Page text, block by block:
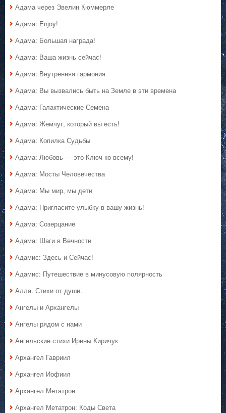
Адама через Эвелин Кюммерле
Адама: Enjoy!
Адама: Большая награда!
Адама: Ваша жизнь сейчас!
Адама: Внутренняя гармония
Адама: Вы вызвались быть на Земле в эти времена
Адама: Галактические Семена
Адама: Жемчуг, который вы есть!
Адама: Копилка Судьбы
Адама: Любовь — это Ключ ко всему!
Адама: Мосты Человечества
Адама: Мы мир, мы дети
Адама: Пригласите улыбку в вашу жизнь!
Адама: Созерцание
Адама: Шаги в Вечности
Адамис: Здесь и Сейчас!
Адамис: Путешествие в минусовую полярность
Алла. Стихи от души.
Ангелы и Архангелы
Ангелы рядом с нами
Ангельские стихи Ирины Киричук
Архангел Гавриил
Архангел Иофиил
Архангел Метатрон
Архангел Метатрон: Коды Света